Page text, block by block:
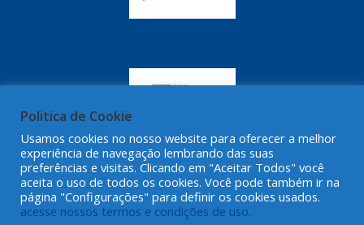
Politica de Cookie
Usamos cookies no nosso website para oferecer a melhor
experiência de navegação lembrando das suas
preferências e visitas. Clicando em "Aceitar Todos" você
aceita o uso de todos os cookies. Você pode também ir na
página "Configurações" para definir os cookies usados.
acesse nossos termos e condições de uso.